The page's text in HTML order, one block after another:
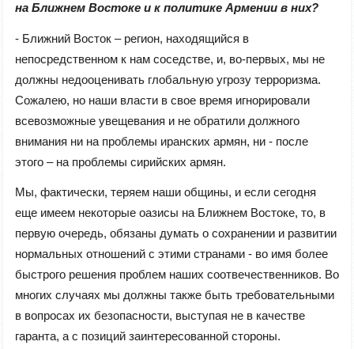
на Ближнем Востоке и к политике Армении в них?
- Ближний Восток – регион, находящийся в
непосредственном к нам соседстве, и, во-первых, мы не
должны недооценивать глобальную угрозу терроризма.
Сожалею, но наши власти в свое время игнорировали
всевозможные увещевания и не обратили должного
внимания ни на проблемы иранских армян, ни - после
этого – на проблемы сирийских армян.
Мы, фактически, теряем наши общины, и если сегодня
еще имеем некоторые оазисы на Ближнем Востоке, то, в
первую очередь, обязаны думать о сохранении и развитии
нормальных отношений с этими странами - во имя более
быстрого решения проблем наших соотвечественников. Во
многих случаях мы должны также быть требовательными
в вопросах их безопасности, выступая не в качестве
гаранта, а с позиций заинтересованной стороны.